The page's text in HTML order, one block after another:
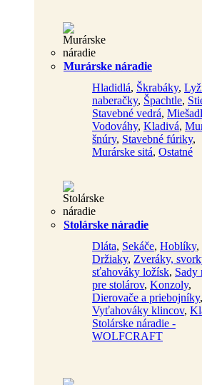
Murárske náradie
Hladidlá, Škrabáky,
naberačky, Špachtle,
Stavebné vedrá,
Vodováhy, Kladivá,
šnúry, Stavebné fúriky,
Murárske sitá, Ostatné
Stolárske náradie
Dláta, Sekáče, Hoblíky,
Držiaky, Zveráky,
sťahováky ložísk, Sady
pre stolárov, Konzoly,
Dierovače a priebojníky,
Vyťahováky klincov,
Stolárske náradie -
WOLFCRAFT